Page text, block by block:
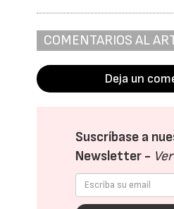
COMENTARIOS AL
Deja un
Suscríbase a
Newsletter -